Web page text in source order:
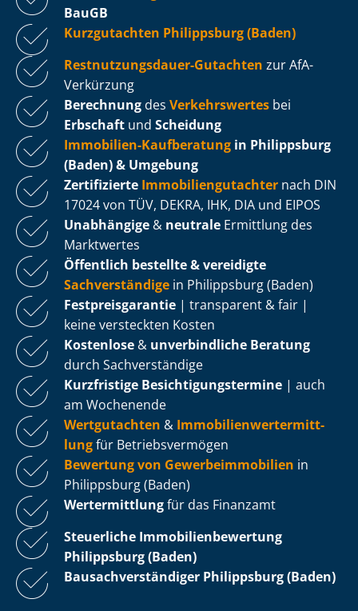
BauGB
Kurzgutachten Philippsburg (Baden)
Rest­nut­zungs­dau­er-Gutachten zur AfA-
Verkürzung
Berechnung des Verkehrswertes bei
Erbschaft und Scheidung
Immobilien-Kaufberatung in Philippsburg
(Baden) & Umgebung
Zertifizierte Im­mo­bi­li­en­gut­ach­ter nach DIN
17024 von TÜV, DEKRA, IHK, DIA und EIPOS
Unabhängige & neutrale Ermittlung des
Marktwertes
Öffentlich bestellte & vereidigte
Sachverständige in Philippsburg (Baden)
Fest­preis­ga­ran­tie | transparent & fair |
keine versteckten Kosten
Kostenlose & unverbindliche Beratung
durch Sachverständige
Kurzfristige Be­sich­ti­gungs­ter­mi­ne | auch
am Wochenende
Wertgutachten & Im­mo­bi­li­en­wert­ermitt­
lungfür Be­triebs­ver­mö­gen
Bewertung von Ge­wer­be­im­mo­bi­li­en in
Philippsburg (Baden)
Wertermittlungfür das Finanzamt
Steuerliche Im­mo­bi­li­en­be­wer­tung
Philippsburg (Baden)
Bau­sach­ver­stän­di­ger Philippsburg (Baden)